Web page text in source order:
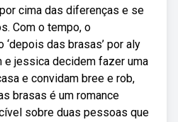
cima das diferenças e se
Com o tempo, o
das brasas’ por aly
e jessica decidem fazer uma
e convidam bree e rob,
brasas é um romance
sobre duas pessoas que